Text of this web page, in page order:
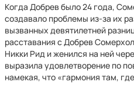
Когда Добрев было 24 года,
создавало проблемы из-за их
вызванных девятилетней
расставания с Добрев
Никки Рид и женился на ней
выразила удовлетворение по
намекая, что «гармония там,